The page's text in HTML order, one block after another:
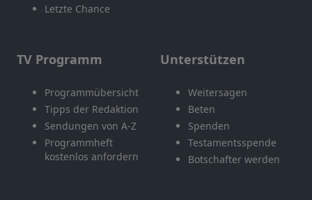
Letzte Chance
TV Programm
Programmübersicht
Tipps der Redaktion
Sendungen von A-Z
Programmheft
kostenlos anfordern
Unterstützen
Weitersagen
Beten
Spenden
Testamentsspende
Botschafter werden